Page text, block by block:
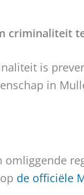
criminaliteit
is
in
de officiële